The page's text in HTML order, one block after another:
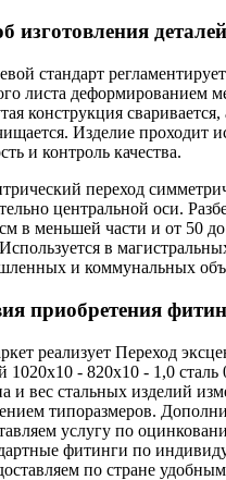
изготовления деталей
стандарт
листа деформированием
конструкция
Изделие проходит
и контроль качества.
переход
центральной оси.
в меньшей части и от 50
в
и коммунальных
приобретения
реализует Переход
1020х10 - 820х10 - 1,0
и вес стальных изделий
типоразмеров.
услугу по
фитинги по
по стране